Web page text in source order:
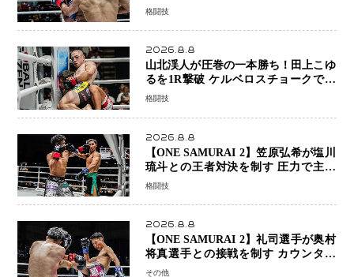
受けながらも的確な攻撃で応戦 最後
格闘技
2026.8.8
山北渓人が圧巻の一本勝ち！田上こゆ
るを1R撃破 ケルベロスチョークで存
在感を示す
格闘技
2026.8.8
【ONE SAMURAI 2】笠原弘希が塩川
琉斗との王者対決を制す 圧力で主導
権を握り判定勝利
格闘技
2026.8.8
【ONE SAMURAI 2】礼司選手が奥村
将真選手との接戦を制す カウンター
と正確な打撃で判定勝利
その他